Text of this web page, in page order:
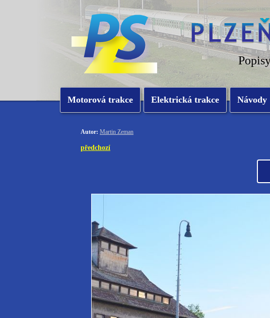
Motorová trakce Elektrická trakce Návody
Autor: Martin Zeman
předchozí